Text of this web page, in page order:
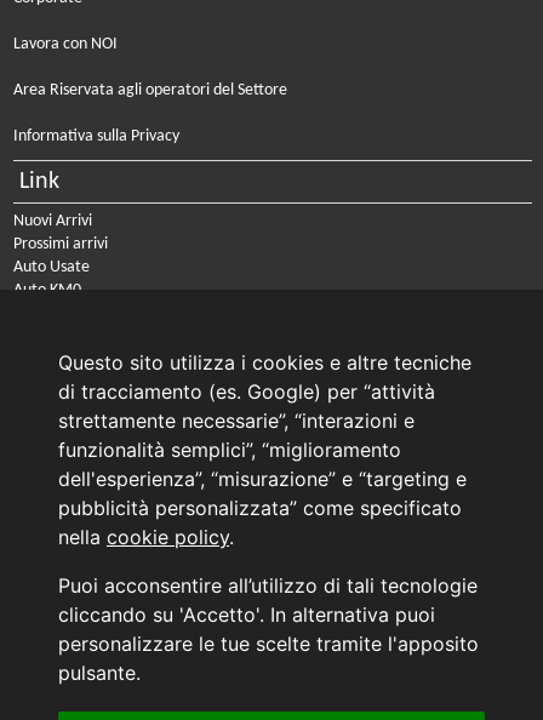
Questo sito utilizza i cookies e altre tecniche
di tracciamento (es. Google) per “attività
strettamente necessarie”, “interazioni e
funzionalità semplici”, “miglioramento
dell'esperienza”, “misurazione” e “targeting e
pubblicità personalizzata” come specificato
nella cookie policy.
Puoi acconsentire all’utilizzo di tali tecnologie
cliccando su 'Accetto'. In alternativa puoi
personalizzare le tue scelte tramite l'apposito
pulsante.
Lavora con NOI
Area Riservata agli operatori del Settore
Informativa sulla Privacy
Link
Nuovi Arrivi
Prossimi arrivi
Auto Usate
Auto KM0
PRENOTA IL TUO INTERVENTO DI OFFICINA
PRENOTA LA REVISIONE DELLA TUA AUTO
Consulente Online Usato: 0805608980
Consulente Online Hyundai: 0805608985
AUTO PLANET BARI SRL | BARI, via Zippitelli 32-34 - CAP 70132 | P.I. 05126720720
Generata in 0,074 secondi | 216.73.216.52
INFORMATIVA AI SENSI DELL'ART. 79 DEL REG. IVASS n° 40/2018